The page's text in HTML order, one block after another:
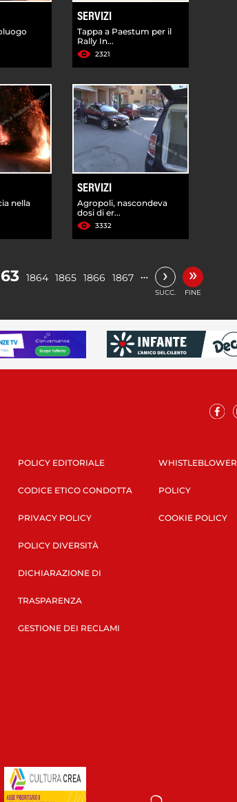
SERVIZI
Tappa a Paestum per il
Rally In...
2321
nella
SERVIZI
Agropoli, nascondeva
dosi di er...
3332
1864 1865 1866 1867 … ›
SUCC.
»
FINE
POLICY EDITORIALE
CODICE ETICO CONDOTTA
PRIVACY POLICY
POLICY DIVERSITÀ
DICHIARAZIONE DI
TRASPARENZA
GESTIONE DEI RECLAMI
WHISTLEBLOWER
POLICY
COOKIE POLICY